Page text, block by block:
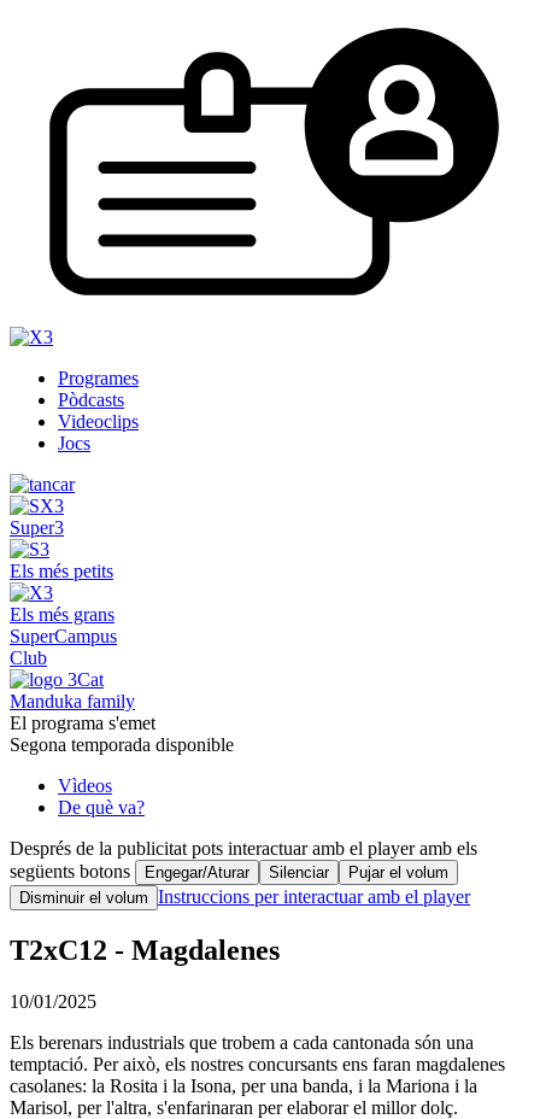
Programes
Pòdcasts
Videoclips
Jocs
Super3
Els més petits
Els més grans
SuperCampus
Club
Manduka family
El programa s'emet
Segona temporada disponible
Vìdeos
De què va?
Després de la publicitat pots interactuar amb el player amb els
següents botons
Engegar/Aturar Silenciar
Pujar el volum
Disminuir el volum Instruccions per interactuar amb el player
T2xC12 - Magdalenes
10/01/2025
Els berenars industrials que trobem a cada cantonada són una
temptació. Per això, els nostres concursants ens faran magdalenes
casolanes: la Rosita i la Isona, per una banda, i la Mariona i la
Marisol, per l'altra, s'enfarinaran per elaborar el millor dolç.